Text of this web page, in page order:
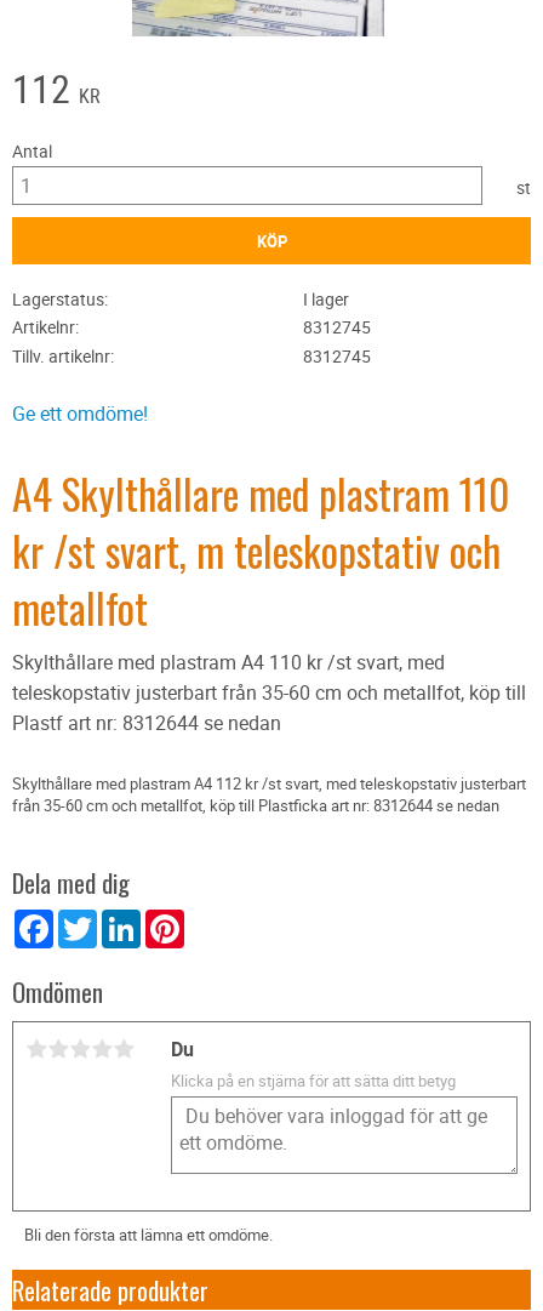
112 KR
Antal
st
KÖP
Lagerstatus
I lager
Artikelnr
8312745
Tillv. artikelnr
8312745
Ge ett omdöme!
A4 Skylthållare med plastram 110
kr /st svart, m teleskopstativ och
metallfot
Skylthållare med plastram A4 110 kr /st svart, med
teleskopstativ justerbart från 35-60 cm och metallfot, köp till
Plastf art nr: 8312644 se nedan
Skylthållare med plastram A4 112 kr /st svart, med teleskopstativ justerbart
från 35-60 cm och metallfot, köp till Plastficka art nr: 8312644 se nedan
Dela med dig
FacebookTwitter LinkedIn
Omdömen
Du
Klicka på en stjärna för att sätta ditt betyg
Bli den första att lämna ett omdöme.
Relaterade produkter